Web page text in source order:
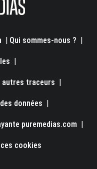
| Qui sommes-nous ? |
|
traceurs |
données |
puremedias.com |
cookies